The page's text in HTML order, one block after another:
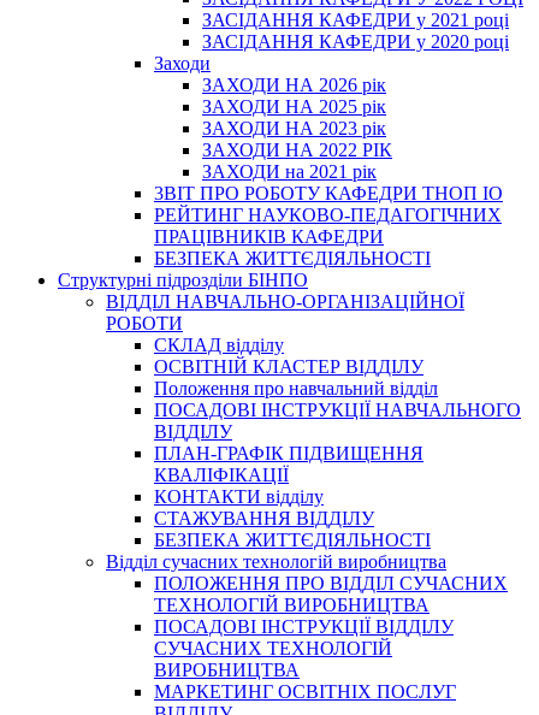
ЗАСІДАННЯ КАФЕДРИ у 2021 році
ЗАСІДАННЯ КАФЕДРИ у 2020 році
Заходи
ЗАХОДИ НА 2026 рік
ЗАХОДИ НА 2025 рік
ЗАХОДИ НА 2023 рік
ЗАХОДИ НА 2022 РІК
ЗАХОДИ на 2021 рік
3BIT ПРО РОБОТУ КАФЕДРИ ТНОП ІО
РЕЙТИНГ НАУКОВО-ПЕДАГОГІЧНИХ
ПРАЦІВНИКІВ КАФЕДРИ
БЕЗПЕКА ЖИТТЄДІЯЛЬНОСТІ
Структурні підрозділи БІНПО
ВІДДІЛ НАВЧАЛЬНО-ОРГАНІЗАЦІЙНОЇ
РОБОТИ
СКЛАД відділу
ОСВІТНІЙ КЛАСТЕР ВІДДІЛУ
Положення про навчальний вiддiл
ПОСАДОВІ ІНСТРУКЦІЇ НАВЧАЛЬНОГО
ВІДДІЛУ
ПЛАН-ГРАФІК ПІДВИЩЕННЯ
КВАЛІФІКАЦІЇ
КОНТАКТИ відділу
СТАЖУВАННЯ ВІДДІЛУ
БЕЗПЕКА ЖИТТЄДІЯЛЬНОСТІ
Відділ сучасних технологій виробництва
ПОЛОЖЕННЯ ПРО ВІДДІЛ СУЧАСНИХ
ТЕХНОЛОГІЙ ВИРОБНИЦТВА
ПОСАДОВІ ІНСТРУКЦІЇ ВІДДІЛУ
СУЧАСНИХ ТЕХНОЛОГІЙ
ВИРОБНИЦТВА
МАРКЕТИНГ ОСВІТНІХ ПОСЛУГ